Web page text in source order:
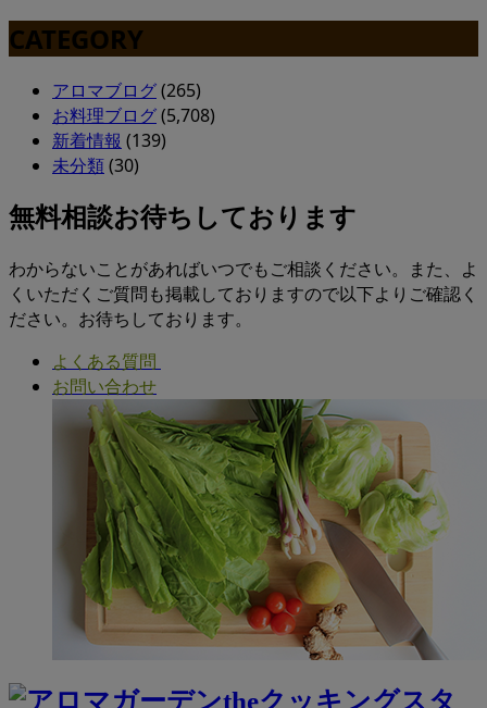
CATEGORY
アロマブログ(265)
お料理ブログ(5,708)
新着情報 (139)
未分類(30)
無料相談お待ちしております
わからないことがあればいつでもご相談ください。また、よ
くいただくご質問も掲載しておりますので以下よりご確認く
ださい。お待ちしております。
よくある質問
お問い合わせ